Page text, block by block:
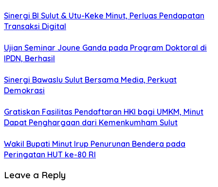
Sinergi BI Sulut & Utu-Keke Minut, Perluas Pendapatan
Transaksi Digital
Ujian Seminar Joune Ganda pada Program Doktoral di
IPDN, Berhasil
Sinergi Bawaslu Sulut Bersama Media, Perkuat
Demokrasi
Gratiskan Fasilitas Pendaftaran HKI bagi UMKM, Minut
Dapat Penghargaan dari Kemenkumham Sulut
Wakil Bupati Minut Irup Penurunan Bendera pada
Peringatan HUT ke-80 RI
Leave a Reply